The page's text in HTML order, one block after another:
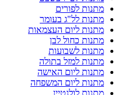
מתנות לפורים
מתנות לל"ג בעומר
מתנות ליום העצמאות
מתנות כחול לבן
מתנות לשבועות
מתנות למזל בתולה
מתנות ליום האישה
מתנות ליום המשפחה
מתנות לולנטיין